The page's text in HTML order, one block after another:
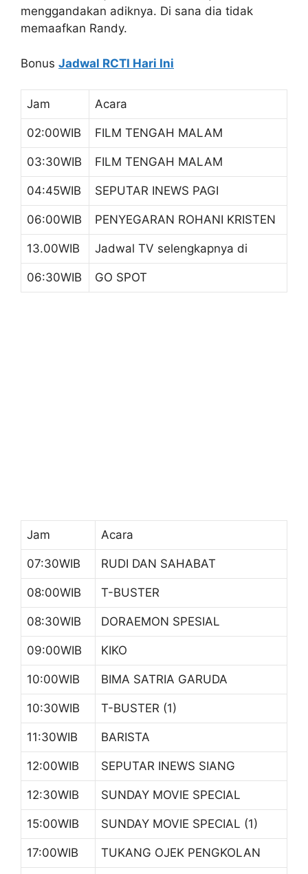
menggandakan adiknya. Di sana dia tidak
memaafkan Randy.
Bonus Jadwal RCTI Hari Ini
Jam Acara
02:00WIB FILM TENGAH MALAM
03:30WIB FILM TENGAH MALAM
04:45WIB SEPUTAR INEWS PAGI
06:00WIB PENYEGARAN ROHANI KRISTEN
13.00WIB Jadwal TV selengkapnya di
06:30WIB GO SPOT
Jam Acara
07:30WIB RUDI DAN SAHABAT
08:00WIB T-BUSTER
08:30WIB DORAEMON SPESIAL
09:00WIB KIKO
10:00WIB BIMA SATRIA GARUDA
10:30WIB T-BUSTER (1)
11:30WIB BARISTA
12:00WIB SEPUTAR INEWS SIANG
12:30WIB SUNDAY MOVIE SPECIAL
15:00WIB SUNDAY MOVIE SPECIAL (1)
17:00WIB TUKANG OJEK PENGKOLAN